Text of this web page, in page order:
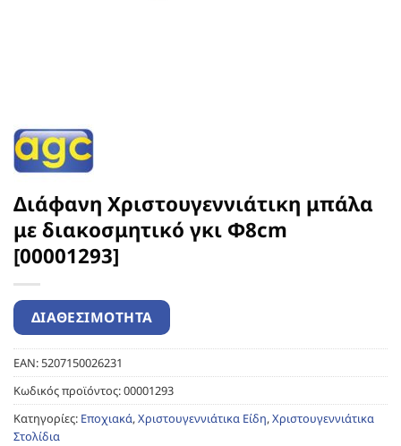
Διάφανη Χριστουγεννιάτικη μπάλα
με διακοσμητικό γκι Φ8cm
[00001293]
EAN:5207150026231
Κωδικός προϊόντος:00001293
Κατηγορίες: Εποχιακά,Χριστουγεννιάτικα Είδη,Χριστουγεννιάτικα
Στολίδια